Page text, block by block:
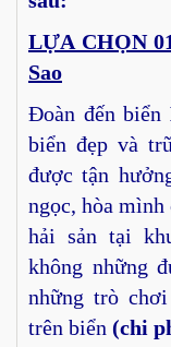
LỰA CHỌN
Sao
Đoàn đến biển
biển đẹp và
được tận
ngọc, hòa
hải sản tại
không những
những trò
trên biển (chi